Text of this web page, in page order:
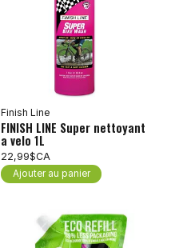
Finish Line
FINISH LINE Super nettoyant
a velo 1L
22,99$CA
Ajouter au panier